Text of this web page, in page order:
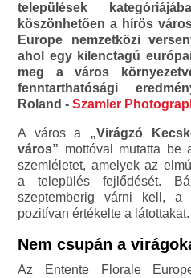
települések
köszönhetően a hírös
Europe nemzetközi
ahol egy kilenctagú
meg a város
fenntarthatósági
Roland -Szamler
A város a „Virágzó
város” mottóval mutatta be
szemléletet, amelyek az
a település fejlődését.
szeptemberig várni kell,
pozitívan értékelte a látottakat.
Nem csupán a
Az Entente Florale